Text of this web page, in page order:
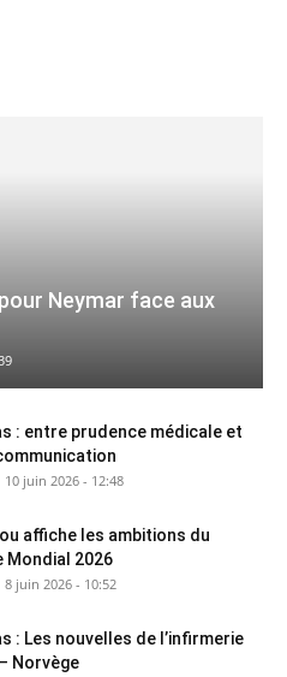
Neymar face aux
: entre prudence médicale et
10 juin 2026 - 12:48
affiche les ambitions du
Mondial 2026
8 juin 2026 - 10:52
: Les nouvelles de l’infirmerie
Norvège